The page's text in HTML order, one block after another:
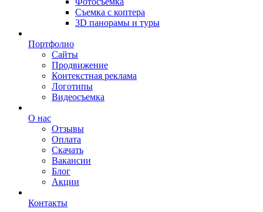
Съемка с коптера
3D панорамы и туры
Портфолио
Сайты
Продвижение
Контекстная реклама
Логотипы
Видеосъемка
О нас
Отзывы
Оплата
Скачать
Вакансии
Блог
Акции
Контакты